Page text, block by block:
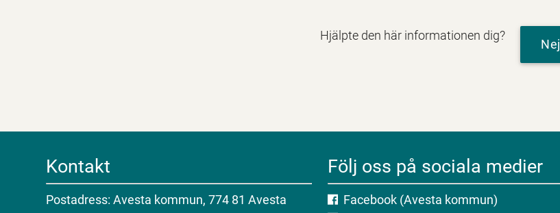
Hjälpte den här informationen dig?
Nej
Kontakt
Postadress: Avesta kommun, 774 81 Avesta
Följ oss på sociala medier
Facebook (Avesta kommun)